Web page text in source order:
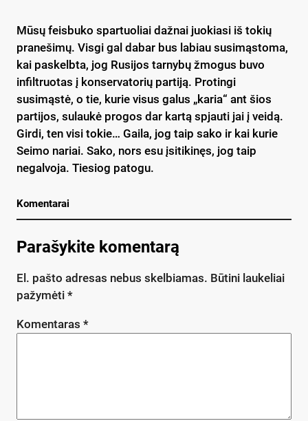
Mūsų feisbuko spartuoliai dažnai juokiasi iš tokių
pranešimų. Visgi gal dabar bus labiau susimąstoma,
kai paskelbta, jog Rusijos tarnybų žmogus buvo
infiltruotas į konservatorių partiją. Protingi
susimąstė, o tie, kurie visus galus „karia“ ant šios
partijos, sulaukė progos dar kartą spjauti jai į veidą.
Girdi, ten visi tokie… Gaila, jog taip sako ir kai kurie
Seimo nariai. Sako, nors esu įsitikinęs, jog taip
negalvoja. Tiesiog patogu.
Komentarai
Parašykite komentarą
El. pašto adresas nebus skelbiamas. Būtini laukeliai
pažymėti *
Komentaras *